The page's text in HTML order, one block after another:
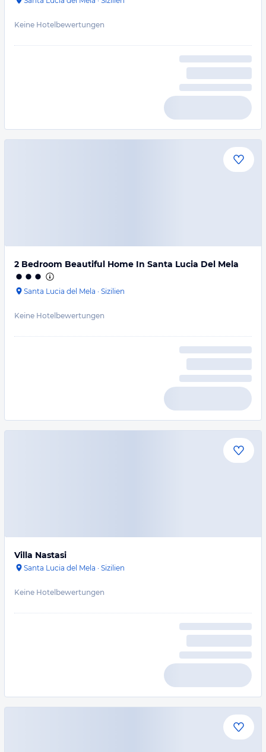
Keine Hotelbewertungen
2 Bedroom Beautiful Home In Santa Lucia Del Mela
Santa Lucia del Mela · Sizilien
Keine Hotelbewertungen
Villa Nastasi
Santa Lucia del Mela · Sizilien
Keine Hotelbewertungen